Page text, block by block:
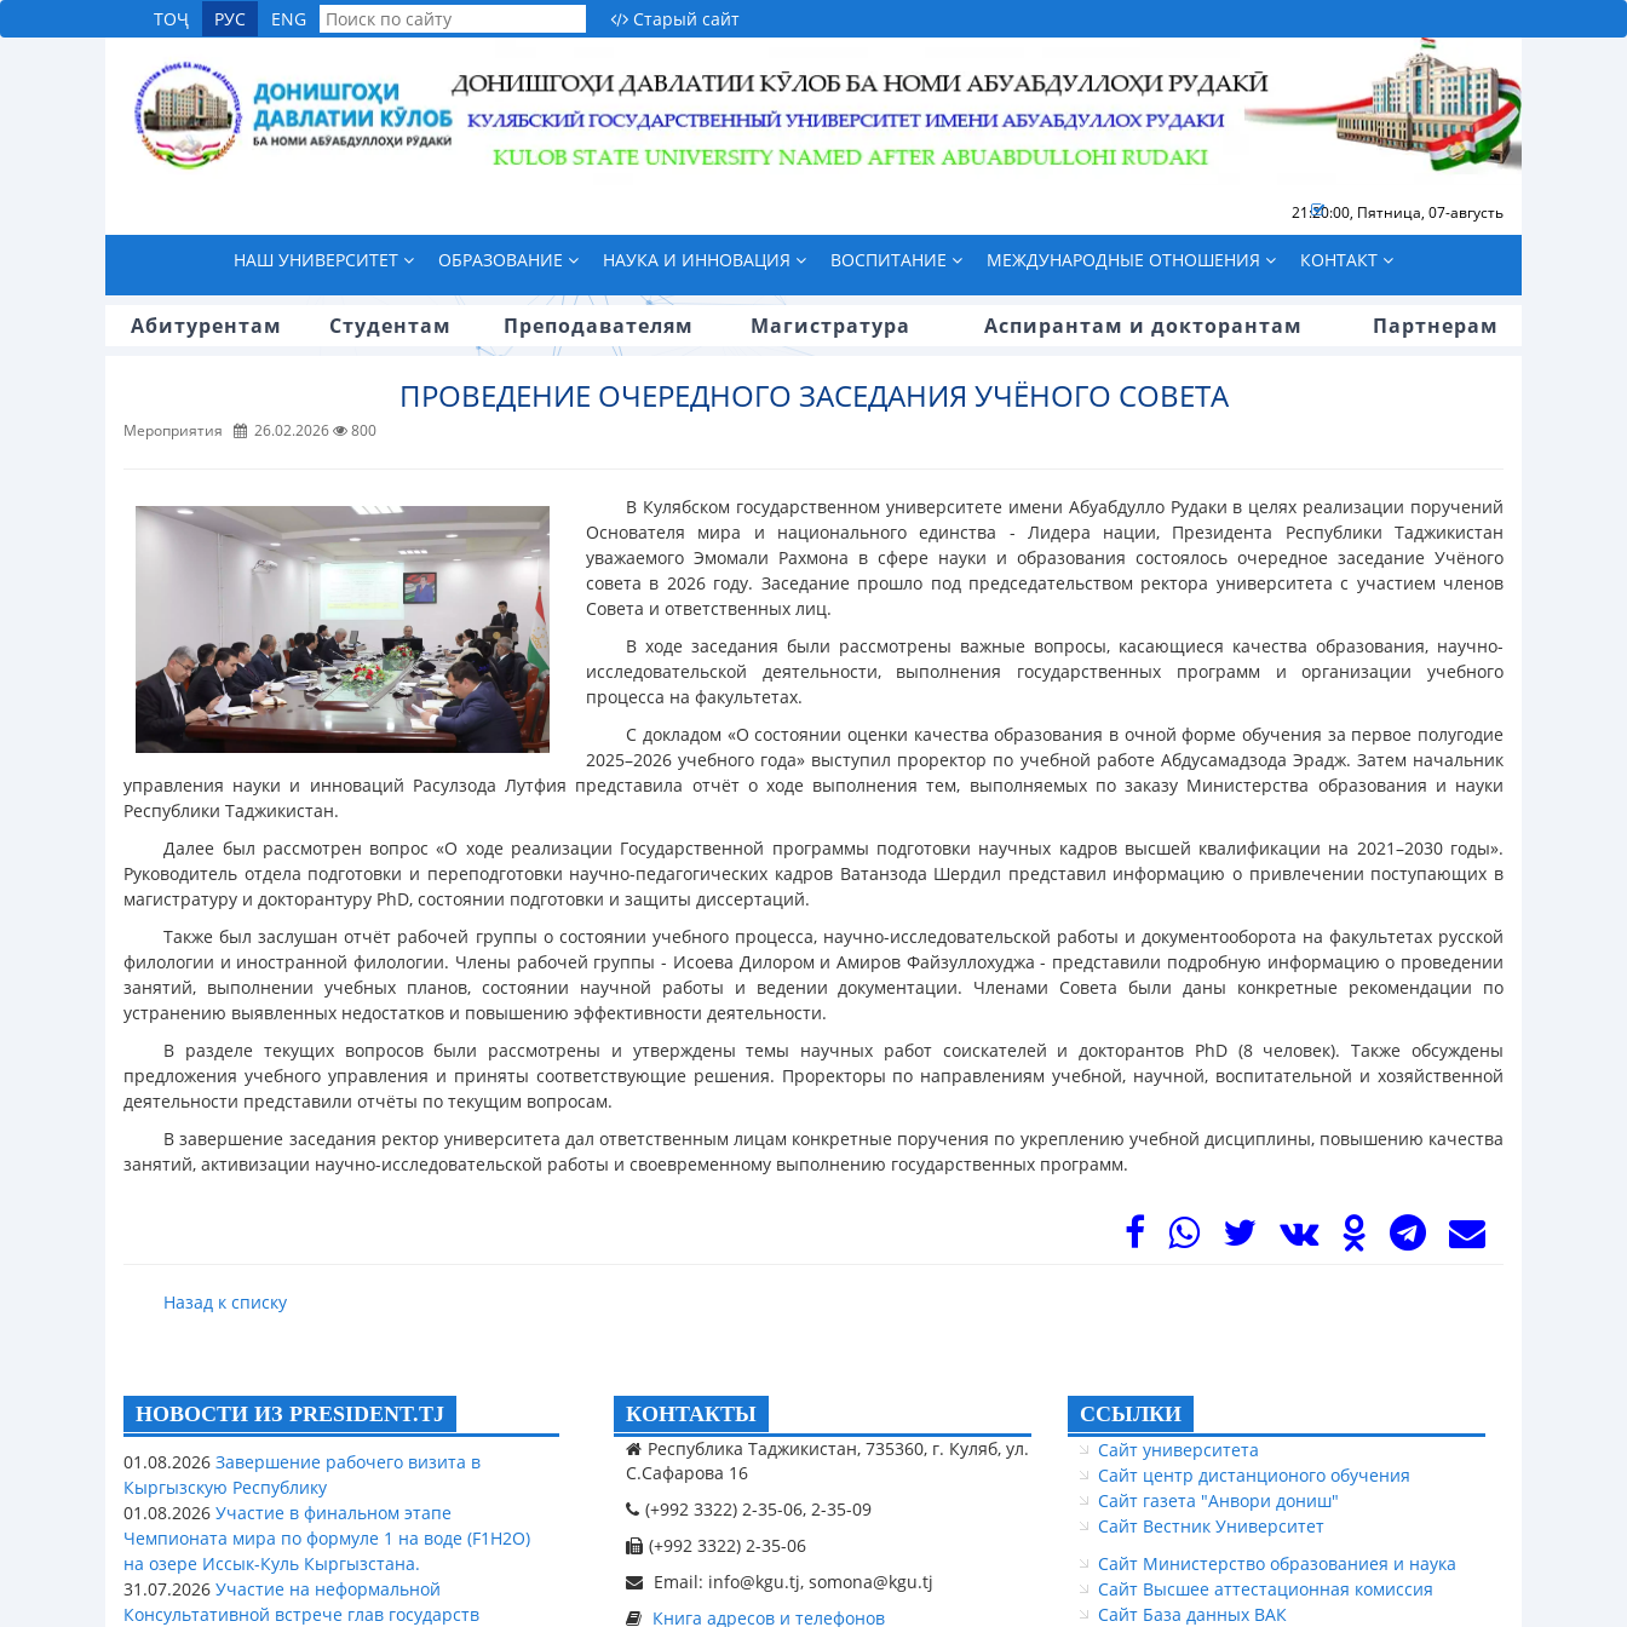
ТОҶ РУС ENG Старый сайт
21:20:00, Пятница, 07-августь
НАШ УНИВЕРСИТЕТ ОБРАЗОВАНИЕ НАУКА И ИННОВАЦИЯ ВОСПИТАНИЕ МЕЖДУНАРОДНЫЕ ОТНОШЕНИЯ КОНТАКТ
Абитурентам Студентам Преподавателям Магистратура Аспирантам и докторантам Партнерам
ПРОВЕДЕНИЕ ОЧЕРЕДНОГО ЗАСЕДАНИЯ УЧЁНОГО СОВЕТА
Мероприятия 26.02.2026 800
В Кулябском государственном университете имени Абуабдулло Рудаки в целях реализации поручений
Основателя мира и национального единства - Лидера нации, Президента Республики Таджикистан
уважаемого Эмомали Рахмона в сфере науки и образования состоялось очередное заседание Учёного
совета в 2026 году. Заседание прошло под председательством ректора университета с участием членов
Совета и ответственных лиц.
В ходе заседания были рассмотрены важные вопросы, касающиеся качества образования, научно-
исследовательской деятельности, выполнения государственных программ и организации учебного
процесса на факультетах.
С докладом «О состоянии оценки качества образования в очной форме обучения за первое полугодие
2025–2026 учебного года» выступил проректор по учебной работе Абдусамадзода Эрадж. Затем начальник
управления науки и инноваций Расулзода Лутфия представила отчёт о ходе выполнения тем, выполняемых по заказу Министерства образования и науки
Республики Таджикистан.
Далее был рассмотрен вопрос «О ходе реализации Государственной программы подготовки научных кадров высшей квалификации на 2021–2030 годы».
Руководитель отдела подготовки и переподготовки научно-педагогических кадров Ватанзода Шердил представил информацию о привлечении поступающих в
магистратуру и докторантуру PhD, состоянии подготовки и защиты диссертаций.
Также был заслушан отчёт рабочей группы о состоянии учебного процесса, научно-исследовательской работы и документооборота на факультетах русской
филологии и иностранной филологии. Члены рабочей группы - Исоева Дилором и Амиров Файзуллохуджа - представили подробную информацию о проведении
занятий, выполнении учебных планов, состоянии научной работы и ведении документации. Членами Совета были даны конкретные рекомендации по
устранению выявленных недостатков и повышению эффективности деятельности.
В разделе текущих вопросов были рассмотрены и утверждены темы научных работ соискателей и докторантов PhD (8 человек). Также обсуждены
предложения учебного управления и приняты соответствующие решения. Проректоры по направлениям учебной, научной, воспитательной и хозяйственной
деятельности представили отчёты по текущим вопросам.
В завершение заседания ректор университета дал ответственным лицам конкретные поручения по укреплению учебной дисциплины, повышению качества
занятий, активизации научно-исследовательской работы и своевременному выполнению государственных программ.
Назад к списку
НОВОСТИ ИЗ PRESIDENT.TJ
01.08.2026 Завершение рабочего визита в
Кыргызскую Республику
01.08.2026 Участие в финальном этапе
Чемпионата мира по формуле 1 на воде (F1H2O)
на озере Иссык-Куль Кыргызстана.
31.07.2026 Участие на неформальной
Консультативной встрече глав государств
КОНТАКТЫ
Республика Таджикистан, 735360, г. Куляб, ул.
С.Сафарова 16
(+992 3322) 2-35-06, 2-35-09
(+992 3322) 2-35-06
Email: info@kgu.tj, somona@kgu.tj
Книга адресов и телефонов
ССЫЛКИ
Сайт университета
Сайт центр дистанционого обучения
Сайт газета "Анвори дониш"
Сайт Вестник Университет
Сайт Министерство образованиея и наука
Сайт Высшее аттестационная комиссия
Сайт База данных ВАК